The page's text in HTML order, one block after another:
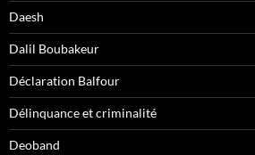
Daesh
Dalil Boubakeur
Déclaration Balfour
Délinquance et criminalité
Deoband